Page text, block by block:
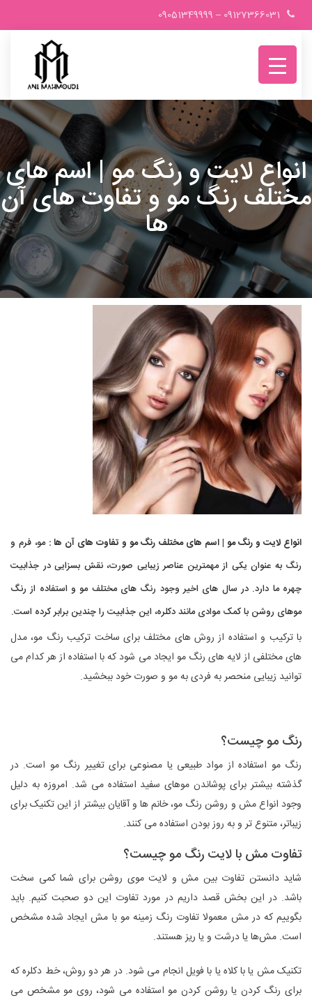
09127366031
–
09051349999
انواع لایت و رنگ مو | اسم های
مختلف رنگ مو و تفاوت های آن
ها
انواع لایت و رنگ مو | اسم های مختلف رنگ مو و تفاوت های آن ها : مو، فرم و
رنگ به عنوان یکی از مهمترین عناصر زیبایی صورت، نقش بسزایی در جذابیت
چهره ما دارد. در سال های اخیر وجود رنگ های مختلف مو و استفاده از رنگ
موهای روشن با کمک موادی مانند دکلره، این جذابیت را چندین برابر کرده است.
با ترکیب و استفاده از روش های مختلف برای ساخت ترکیب رنگ مو، مدل
های مختلفی از لایه های رنگ مو ایجاد می شود که با استفاده از هر کدام می
توانید زیبایی منحصر به فردی به مو و صورت خود ببخشید.
رنگ مو چیست؟
رنگ مو استفاده از مواد طبیعی یا مصنوعی برای تغییر رنگ مو است. در
گذشته بیشتر برای پوشاندن موهای سفید استفاده می شد. امروزه به دلیل
وجود انواع مش و روشن رنگ مو، خانم ها و آقایان بیشتر از این تکنیک برای
زیباتر، متنوع تر و به روز بودن استفاده می کنند.
تفاوت مش با لایت رنگ مو چیست؟
شاید دانستن تفاوت بین مش و لایت موی روشن برای شما کمی سخت
باشد. در این بخش قصد داریم در مورد تفاوت این دو صحبت کنیم. باید
بگوییم که در مش معمولا تفاوت رنگ زمینه مو با مش ایجاد شده مشخص
است. مش‌ها یا درشت و یا ریز هستند.
تکنیک مش یا با کلاه یا با فویل انجام می شود. در هر دو روش، خط دکلره که
برای رنگ کردن یا روشن کردن مو استفاده می شود، روی مو مشخص می